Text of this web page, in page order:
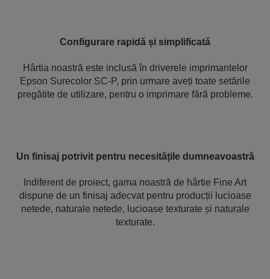
Configurare rapidă și simplificată
Hârtia noastră este inclusă în driverele imprimantelor
Epson Surecolor SC-P, prin urmare aveți toate setările
pregătite de utilizare, pentru o imprimare fără probleme.
Un finisaj potrivit pentru necesitățile dumneavoastră
Indiferent de proiect, gama noastră de hârtie Fine Art
dispune de un finisaj adecvat pentru producții lucioase
netede, naturale netede, lucioase texturate și naturale
texturate.